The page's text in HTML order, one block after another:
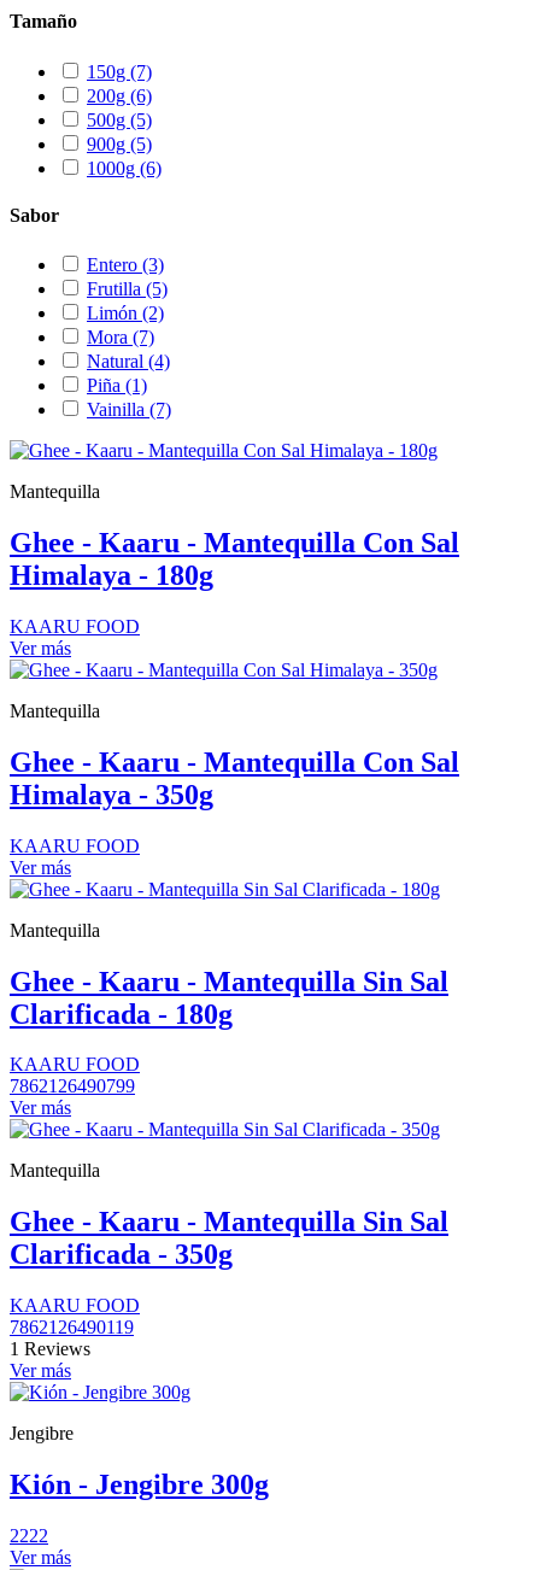
Tamaño
150g (7)
200g (6)
500g (5)
900g (5)
1000g (6)
Sabor
Entero (3)
Frutilla (5)
Limón (2)
Mora (7)
Natural (4)
Piña (1)
Vainilla (7)
Mantequilla
Ghee - Kaaru - Mantequilla Con Sal
Himalaya - 180g
KAARU FOOD
Ver más
Mantequilla
Ghee - Kaaru - Mantequilla Con Sal
Himalaya - 350g
KAARU FOOD
Ver más
Mantequilla
Ghee - Kaaru - Mantequilla Sin Sal
Clarificada - 180g
KAARU FOOD
7862126490799
Ver más
Mantequilla
Ghee - Kaaru - Mantequilla Sin Sal
Clarificada - 350g
KAARU FOOD
7862126490119
1 Reviews
Ver más
Jengibre
Kión - Jengibre 300g
2222
Ver más